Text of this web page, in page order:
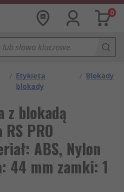
0
/ Etykieta
blokady
/ Blokady
z blokadą
PRO
ABS, Nylon
44 mm zamki: 1